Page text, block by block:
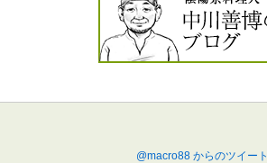
@macro88 からのツイート